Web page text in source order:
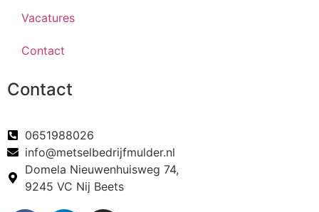
Vacatures
Contact
Contact
0651988026
info@metselbedrijfmulder.nl
Domela Nieuwenhuisweg 74,
9245 VC Nij Beets